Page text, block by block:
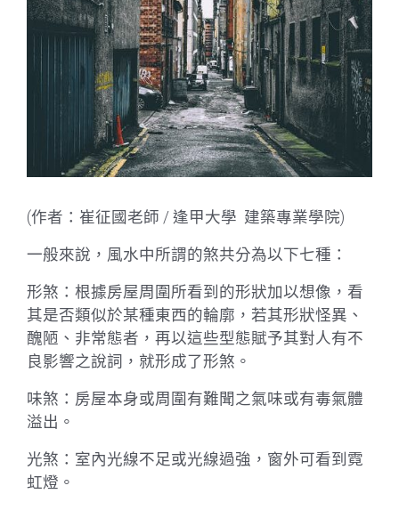
(作者：崔征國老師 / 逢甲大學 建築專業學院)
一般來說，風水中所謂的煞共分為以下七種：
形煞：根據房屋周圍所看到的形狀加以想像，看
其是否類似於某種東西的輪廓，若其形狀怪異、
醜陋、非常態者，再以這些型態賦予其對人有不
良影響之說詞，就形成了形煞。
味煞：房屋本身或周圍有難聞之氣味或有毒氣體
溢出。
光煞：室內光線不足或光線過強，窗外可看到霓
虹燈。